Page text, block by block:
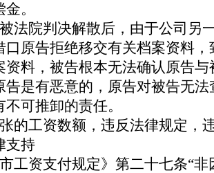
。
法院判决解散后，由于公司另
口原告拒绝移交有关档案资料
资料，被告根本无法确认原告
告是有恶意的，原告对被告无
可推卸的责任。
的工资数额，违反法律规定，
支持
工资支付规定》第二十七条“